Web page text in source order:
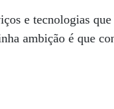
e tecnologias
ambição é que